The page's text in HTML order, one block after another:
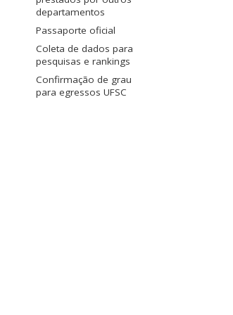
departamentos
Passaporte oficial
Coleta de dados para
pesquisas e rankings
Confirmação de grau
para egressos UFSC